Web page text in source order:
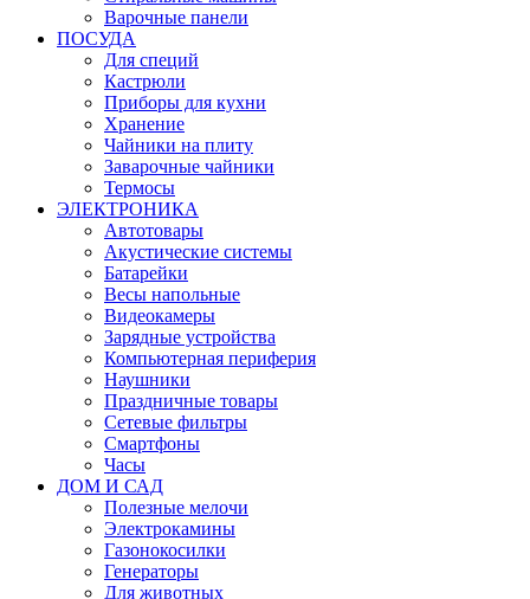
Варочные панели
ПОСУДА
Для специй
Кастрюли
Приборы для кухни
Хранение
Чайники на плиту
Заварочные чайники
Термосы
ЭЛЕКТРОНИКА
Автотовары
Акустические системы
Батарейки
Весы напольные
Видеокамеры
Зарядные устройства
Компьютерная периферия
Наушники
Праздничные товары
Сетевые фильтры
Смартфоны
Часы
ДОМ И САД
Полезные мелочи
Электрокамины
Газонокосилки
Генераторы
Для животных